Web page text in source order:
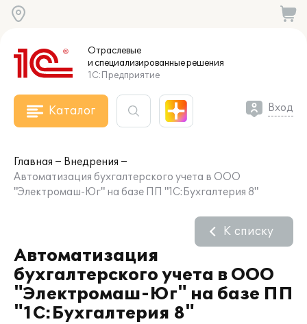
Отраслевые
и специализированныерешения
1С:Предприятие
Каталог Вход
Главная
Внедрения
Автоматизация бухгалтерского учета в ООО
"Электромаш-Юг" на базе ПП "1С:Бухгалтерия 8"
Автоматизация
бухгалтерского учета в ООО
"Электромаш-Юг" на базе ПП
"1С:Бухгалтерия 8"
К списку